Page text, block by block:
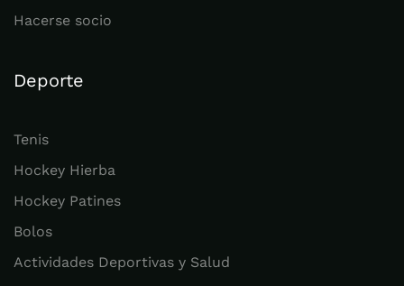
Hacerse socio
Deporte
Tenis
Hockey Hierba
Hockey Patines
Bolos
Actividades Deportivas y Salud